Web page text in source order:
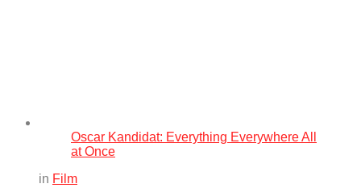
Oscar Kandidat: Everything Everywhere All
at Once
in Film